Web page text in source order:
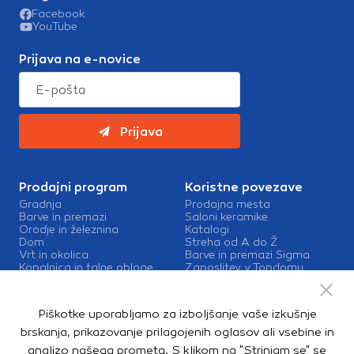
Facebook
YouTube
Prijava na e-novice
Prijava
Prodajni program
Gradnja
Barve in premazi
Orodje in železnina
Dom
Vrt in okolica
Kopalnica in talne obloge
Koristne povezave
Prodajna mesta
Saloni keramike
Katalogi
Streha od A do Ž
Barve in premazi Sigma
Zaposlitev v Topdomu
Storitve
Izris kopalnic
Mešalnice barv
Piškotke uporabljamo za izboljšanje vaše izkušnje
brskanja, prikazovanje prilagojenih oglasov ali vsebine in
analizo našega prometa. S klikom na "Strinjam se" se
Partnerska oglaševalska podjetja jih lahko uporabljajo za
izdelavo profila vaših interesov, ki ga nato uporabijo za
Pri delu uporabljajo edinstveno prepoznavanje vašega
brskalnika in naprave. Če zavrnete uporabo teh piškotkov,
ne boste deležni našega ciljnega spletnega oglaševanja.
Potrdi moje izbire
DOVOLI VSE